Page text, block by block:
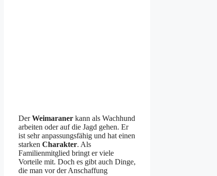
DerWeimaraner kann als Wachhund
arbeiten oder auf die Jagd gehen. Er
ist sehr anpassungsfähig und hat einen
starken Charakter. Als
Familienmitglied bringt er viele
Vorteile mit. Doch es gibt auch Dinge,
die man vor der Anschaffung